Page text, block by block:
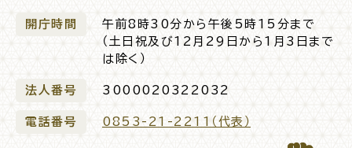
市役所へのアクセス
各課へのお問い合わせ
開庁時間
午前8時30分から午後5時15分まで
（土日祝及び12月29日から1月3日まで
は除く）
法人番号 3000020322032
電話番号 0853-21-2211（代表）